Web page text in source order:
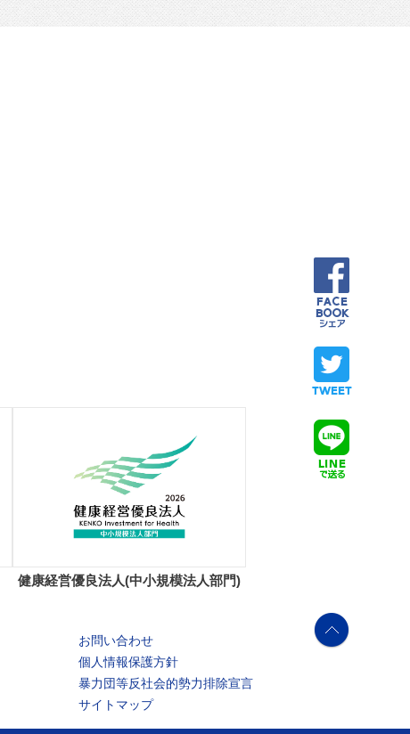
健康経営優良法人(中小規模法人部門)
お問い合わせ
個人情報保護方針
暴力団等反社会的勢力排除宣言
サイトマップ